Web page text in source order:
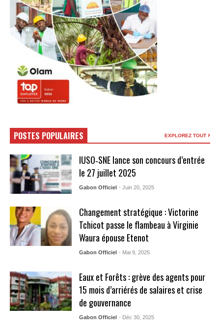
POSTES POPULAIRES EXPLOREZ TOUT
IUSO‑SNE lance son concours d’entrée
le 27 juillet 2025
Gabon Officiel - Juin 20, 2025
Changement stratégique : Victorine
Tchicot passe le flambeau à Virginie
Waura épouse Etenot
Gabon Officiel - Mai 9, 2025
Eaux et Forêts : grève des agents pour
15 mois d’arriérés de salaires et crise
de gouvernance
Gabon Officiel - Déc 30, 2025